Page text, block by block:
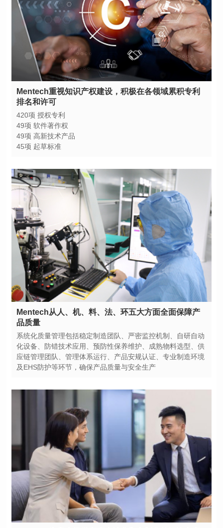
排名和许可
420项 授权专利
49项 软件著作权
49项 高新技术产品
45项 起草标准
品质量
及EHS防护等环节，确保产品质量与安全生产